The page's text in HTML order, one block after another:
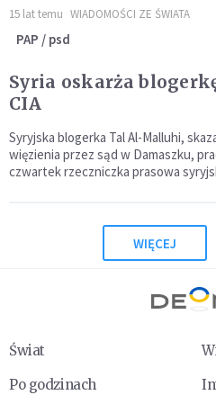
15 lat temu WIADOMOŚCI ZE ŚWIATA
PAP / psd
Syria oskarża
CIA
Syryjska blogerka Tal Al-Malluhi,
więzienia przez sąd w Damaszku,
czwartek rzeczniczka prasowa
WIĘCEJ
Świat
Po godzinach